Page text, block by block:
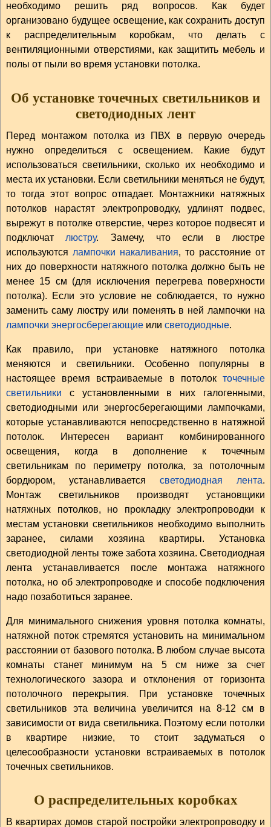
необходимо решить ряд вопросов. Как будет
организовано будущее освещение, как сохранить доступ
к распределительным коробкам, что делать с
вентиляционными отверстиями, как защитить мебель и
полы от пыли во время установки потолка.
Об установке точечных светильников и
светодиодных лент
Перед монтажом потолка из ПВХ в первую очередь
нужно определиться с освещением. Какие будут
использоваться светильники, сколько их необходимо и
места их установки. Если светильники меняться не будут,
то тогда этот вопрос отпадает. Монтажники натяжных
потолков нарастят электропроводку, удлинят подвес,
вырежут в потолке отверстие, через которое подвесят и
подключат люстру. Замечу, что если в люстре
используются лампочки накаливания, то расстояние от
них до поверхности натяжного потолка должно быть не
менее 15 см (для исключения перегрева поверхности
потолка). Если это условие не соблюдается, то нужно
заменить саму люстру или поменять в ней лампочки на
лампочки энергосберегающиеили светодиодные.
Как правило, при установке натяжного потолка
меняются и светильники. Особенно популярны в
настоящее время встраиваемые в потолокточечные
светильники с установленными в них галогенными,
светодиодными или энергосберегающими лампочками,
которые устанавливаются непосредственно в натяжной
потолок. Интересен вариант комбинированного
освещения, когда в дополнение к точечным
светильникам по периметру потолка, за потолочным
бордюром, устанавливаетсясветодиодная лента.
Монтаж светильников производят установщики
натяжных потолков, но прокладку электропроводки к
местам установки светильников необходимо выполнить
заранее, силами хозяина квартиры. Установка
светодиодной ленты тоже забота хозяина. Светодиодная
лента устанавливается после монтажа натяжного
потолка, но об электропроводке и способе подключения
надо позаботиться заранее.
Для минимального снижения уровня потолка комнаты,
натяжной поток стремятся установить на минимальном
расстоянии от базового потолка. В любом случае высота
комнаты станет минимум на 5 см ниже за счет
технологического зазора и отклонения от горизонта
потолочного перекрытия. При установке точечных
светильников эта величина увеличится на 8-12 см в
зависимости от вида светильника. Поэтому если потолки
в квартире низкие, то стоит задуматься о
целесообразности установки встраиваемых в потолок
точечных светильников.
О распределительных коробках
В квартирах домов старой постройки электропроводку и